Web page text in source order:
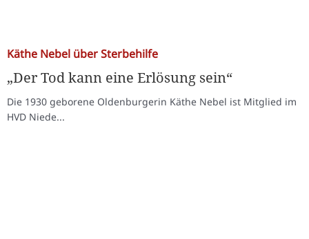
Käthe Nebel über Sterbehilfe
„Der Tod kann eine Erlösung sein“
Die 1930 geborene Oldenburgerin Käthe Nebel ist Mitglied im
HVD Niede...